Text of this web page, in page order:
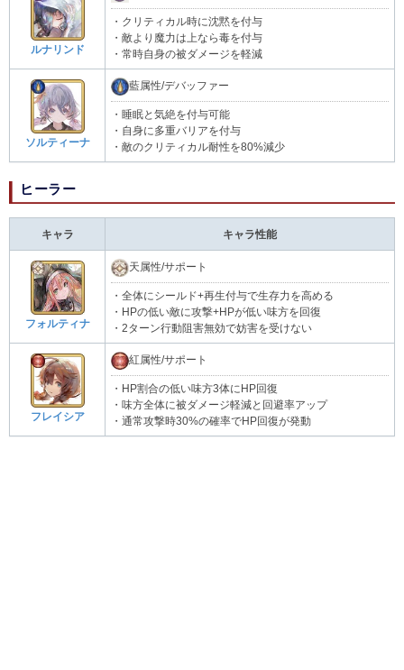
ルナリンド
・クリティカル時に沈黙を付与
・敵より魔力は上なら毒を付与
・常時自身の被ダメージを軽減
ソルティーナ
藍属性/デバッファー
・睡眠と気絶を付与可能
・自身に多重バリアを付与
・敵のクリティカル耐性を80%減少
ヒーラー
キャラ キャラ性能
フォルティナ
天属性/サポート
・全体にシールド+再生付与で生存力を高める
・HPの低い敵に攻撃+HPが低い味方を回復
・2ターン行動阻害無効で妨害を受けない
フレイシア
紅属性/サポート
・HP割合の低い味方3体にHP回復
・味方全体に被ダメージ軽減と回避率アップ
・通常攻撃時30%の確率でHP回復が発動